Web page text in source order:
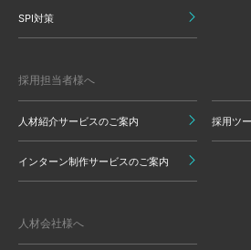
SPI対策
採用担当者様へ
人材紹介サービスのご案内 採用ツ
インターン制作サービスのご案内
人材会社様へ